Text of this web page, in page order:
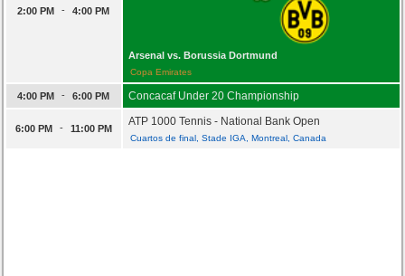
2:00 PM - 4:00 PM
Arsenal vs. Borussia Dortmund
Copa Emirates
4:00 PM - 6:00 PM Concacaf Under 20 Championship
6:00 PM - 11:00 PM
ATP 1000 Tennis - National Bank Open
Cuartos de final, Stade IGA, Montreal, Canada